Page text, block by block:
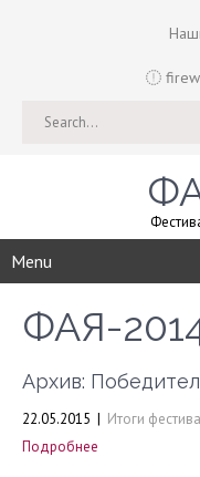
Menu
ФАЯ-
Архив:
22.05.2015 | Итоги
Подробнее